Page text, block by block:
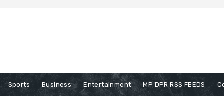
Sports Business Entertainment MP DPR RSS FEEDS